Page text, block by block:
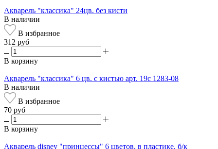
Акварель "классика" 24цв. без кисти
В наличии
В избранное
312 руб
В корзину
Акварель "классика" 6 цв. с кистью арт. 19с 1283-08
В наличии
В избранное
70 руб
В корзину
Акварель disney "принцессы" 6 цветов, в пластике, б/к